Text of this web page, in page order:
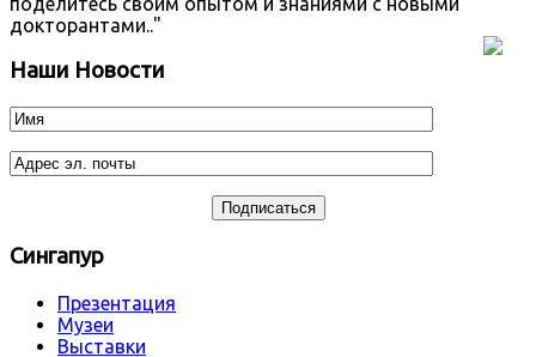
докторантами.."
Наши Новости
Сингапур
Презентация
Музеи
Выставки